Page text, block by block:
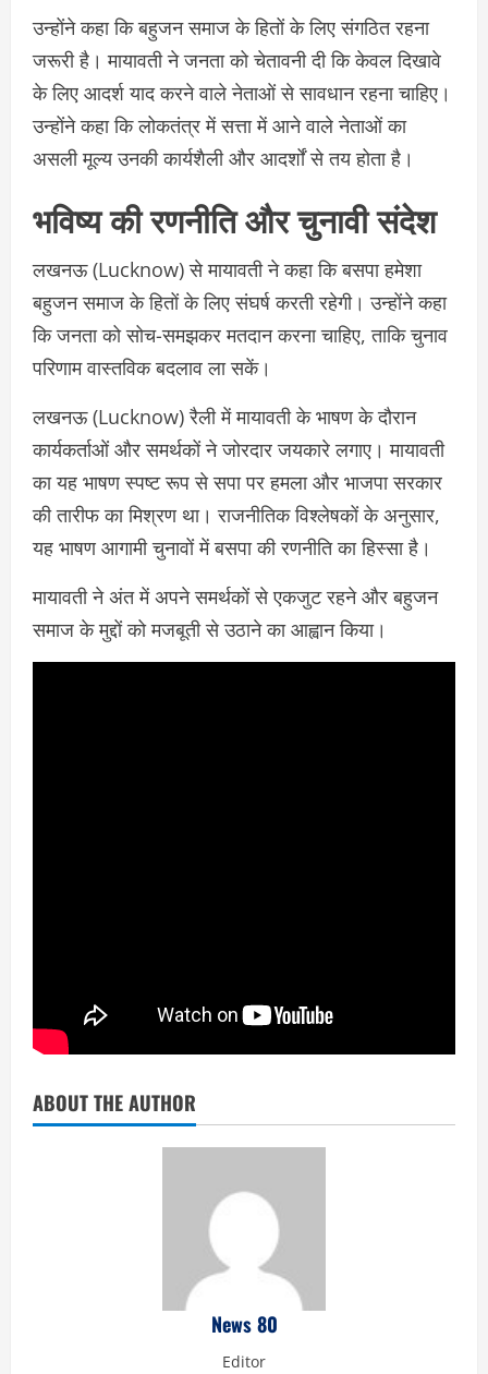
उन्होंने कहा कि बहुजन समाज के हितों के लिए संगठित रहना
जरूरी है। मायावती ने जनता को चेतावनी दी कि केवल दिखावे
के लिए आदर्श याद करने वाले नेताओं से सावधान रहना चाहिए।
उन्होंने कहा कि लोकतंत्र में सत्ता में आने वाले नेताओं का
असली मूल्य उनकी कार्यशैली और आदर्शों से तय होता है।
भविष्य की रणनीति और चुनावी संदेश
लखनऊ (Lucknow) से मायावती ने कहा कि बसपा हमेशा
बहुजन समाज के हितों के लिए संघर्ष करती रहेगी। उन्होंने कहा
कि जनता को सोच-समझकर मतदान करना चाहिए, ताकि चुनाव
परिणाम वास्तविक बदलाव ला सकें।
लखनऊ (Lucknow) रैली में मायावती के भाषण के दौरान
कार्यकर्ताओं और समर्थकों ने जोरदार जयकारे लगाए। मायावती
का यह भाषण स्पष्ट रूप से सपा पर हमला और भाजपा सरकार
की तारीफ का मिश्रण था। राजनीतिक विश्लेषकों के अनुसार,
यह भाषण आगामी चुनावों में बसपा की रणनीति का हिस्सा है।
मायावती ने अंत में अपने समर्थकों से एकजुट रहने और बहुजन
समाज के मुद्दों को मजबूती से उठाने का आह्वान किया।
ABOUT THE AUTHOR
News 80
Editor